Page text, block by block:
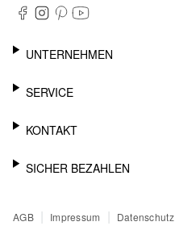
UNTERNEHMEN
KARRIERE
BARRIEREFREIHEIT
SERVICE
WHATSAPP
MEIN KONTO
SENDUNGSVERFOLGUNG
KONTAKT
SUPPORT
SICHER BEZAHLEN
PAYPAL
AGB | Impressum | Datenschutz